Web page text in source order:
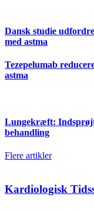
Dansk studie
med astma
Tezepelumab
astma
Lungekræft:
behandling
Flere artikler
Kardiologisk